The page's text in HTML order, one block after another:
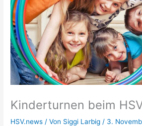
Kinderturnen beim
HSV.news / Von Siggi Larbig / 3.